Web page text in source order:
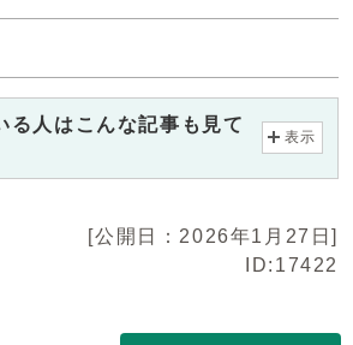
る人はこんな記事も見て
表示
[公開日：2026年1月27日]
ID:17422